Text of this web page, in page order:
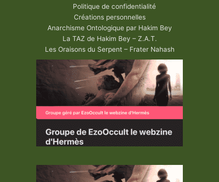
Politique de confidentialité
Créations personnelles
Anarchisme Ontologique par Hakim Bey
La TAZ de Hakim Bey – Z.A.T.
Les Oraisons du Serpent – Frater Nahash